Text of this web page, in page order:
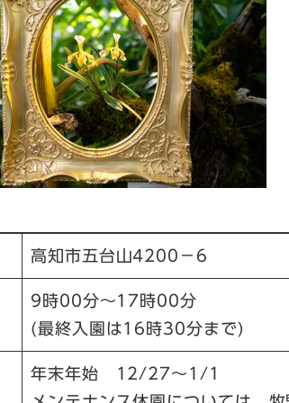
高知市五台山4200－6
9時00分～17時00分
(最終入園は16時30分まで)
年末年始 12/27～1/1